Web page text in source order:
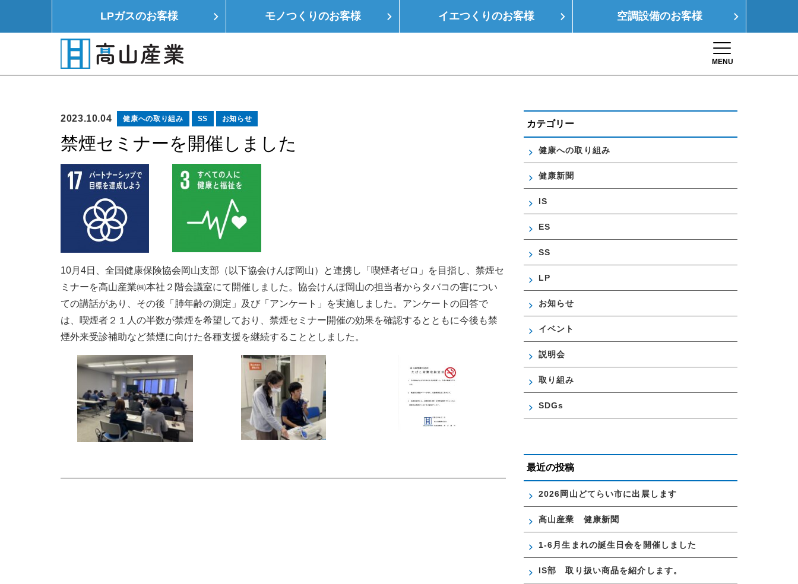
LPガスのお客様 モノつくりのお客様 イエつくりのお客様 空調設備のお客様
MENU
2023.10.04 健康への取り組み SS お知らせ
禁煙セミナーを開催しました
10月4日、全国健康保険協会岡山支部（以下協会けんぽ岡山）と連携し「喫煙者ゼロ」を目指し、禁煙セ
ミナーを高山産業㈱本社２階会議室にて開催しました。協会けんぽ岡山の担当者からタバコの害につい
ての講話があり、その後「肺年齢の測定」及び「アンケート」を実施しました。アンケートの回答で
は、喫煙者２１人の半数が禁煙を希望しており、禁煙セミナー開催の効果を確認するとともに今後も禁
煙外来受診補助など禁煙に向けた各種支援を継続することとしました。
カテゴリー
健康への取り組み
健康新聞
IS
ES
SS
LP
お知らせ
イベント
説明会
取り組み
SDGs
最近の投稿
2026岡山どてらい市に出展します
髙山産業 健康新聞
1-6月生まれの誕生日会を開催しました
IS部 取り扱い商品を紹介します。